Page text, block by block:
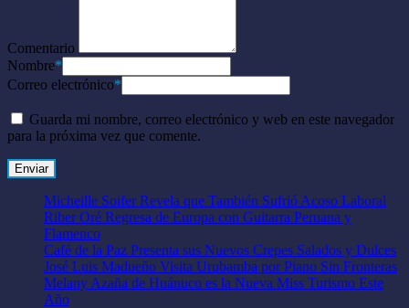
Comentario
Nombre*
Correo electrónico*
Guarda mi nombre, correo electrónico y web en este navegador
para la próxima vez que comente.
Micheille Soifer Revela que También Sufrió Acoso Laboral
Riber Oré Regresa de Europa con Guitarra Peruana y
Flamenco
Café de la Paz Presenta sus Nuevos Crepes Salados y Dulces
José Luis Madueño Visita Urubamba por Piano Sin Fronteras
Melany Azaña de Huánuco es la Nueva Miss Turismo Este
Año